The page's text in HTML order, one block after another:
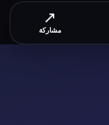
↗
مشاركة